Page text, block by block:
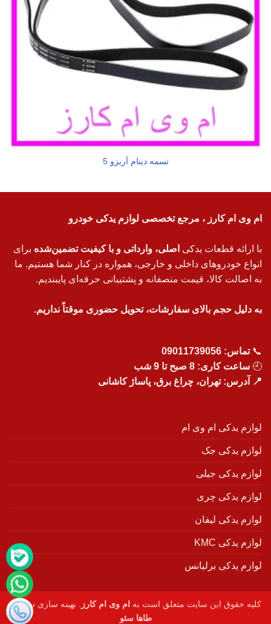
تسمه دینام آریزو 5
ام وی ام کارز ، مرجع تخصصی لوازم یدکی خودرو
با ارائه قطعات یدکی اصلی، وارداتی و با کیفیت تضمین‌شده برای
انواع خودروهای داخلی و خارجی، همواره در کنار شما هستیم. ما
به اصالت کالا، قیمت منصفانه و پشتیبانی حرفه‌ای پایبندیم.
به دلیل حجم بالای سفارشات، تحویل حضوری موقتاً نداریم.
📞تماس: 09011739056
🕘 ساعت کاری: 8 صبح تا 9 شب
📍 آدرس: تهران، چراغ برق، پاساژ کاشانی
لوازم یدکی ام وی ام
لوازم یدکی جک
لوازم یدکی جیلی
لوازم یدکی چری
لوازم یدکی لیفان
لوازم یدکی KMC
لوازم یدکی برلیانس
کلیه حقوق این سایت متعلق است به ام وی ام کارز
. بهینه سازی سایت :
طاها سئو